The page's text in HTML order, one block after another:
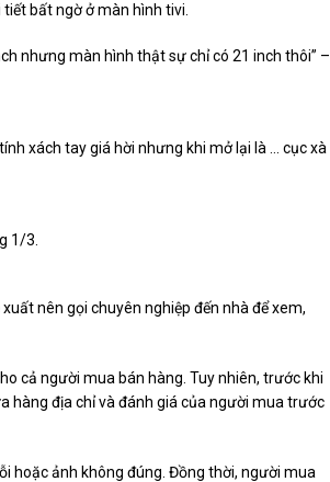
bất ngờ ở màn hình tivi.
nhưng màn hình thật sự chỉ có 21 inch thôi” –
1/3.
nên gọi chuyên nghiệp đến nhà để xem,
cả người mua bán hàng. Tuy nhiên, trước khi
hàng địa chỉ và đánh giá của người mua trước
hoặc ảnh không đúng. Đồng thời, người mua